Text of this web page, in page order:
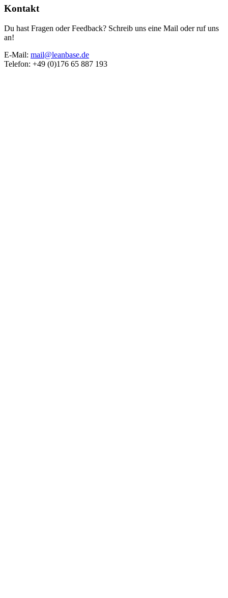
Kontakt
Du hast Fragen oder Feedback? Schreib uns eine Mail oder ruf uns
an!
E-Mail: mail@leanbase.de
Telefon: +49 (0)176 65 887 193